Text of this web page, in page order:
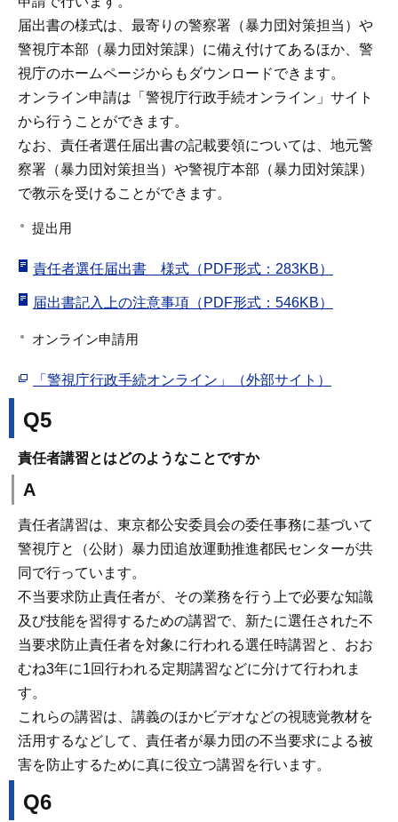
届出書の様式は、最寄りの警察署（暴力団対策担当）や
警視庁本部（暴力団対策課）に備え付けてあるほか、警
視庁のホームページからもダウンロードできます。
オンライン申請は「警視庁行政手続オンライン」サイト
から行うことができます。
なお、責任者選任届出書の記載要領については、地元警
察署（暴力団対策担当）や警視庁本部（暴力団対策課）
で教示を受けることができます。
提出用
責任者選任届出書 様式（PDF形式：283KB）
届出書記入上の注意事項（PDF形式：546KB）
オンライン申請用
「警視庁行政手続オンライン」（外部サイト）
Q5
責任者講習とはどのようなことですか
A
責任者講習は、東京都公安委員会の委任事務に基づいて
警視庁と（公財）暴力団追放運動推進都民センターが共
同で行っています。
不当要求防止責任者が、その業務を行う上で必要な知識
及び技能を習得するための講習で、新たに選任された不
当要求防止責任者を対象に行われる選任時講習と、おお
むね3年に1回行われる定期講習などに分けて行われま
す。
これらの講習は、講義のほかビデオなどの視聴覚教材を
活用するなどして、責任者が暴力団の不当要求による被
害を防止するために真に役立つ講習を行います。
Q6